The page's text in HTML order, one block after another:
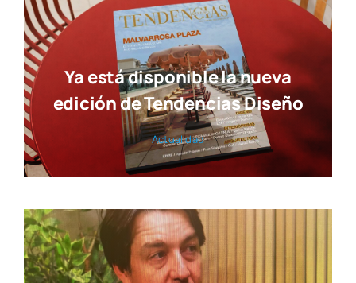
Actua­li­dad
Susana Ollero entrevista al
«Saludables»
Actua­li­dad